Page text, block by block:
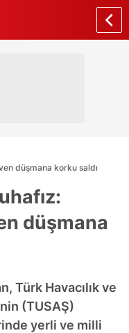
düşmana korku saldı
düşmana
Türk Havacılık ve
(TUSAŞ)
yerli ve milli